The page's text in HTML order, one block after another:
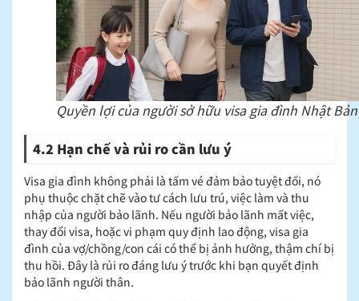
Quyền lợi của người sở hữu visa gia đình Nhật Bản
4.2 Hạn chế và rủi ro cần lưu ý
Visa gia đình không phải là tấm vé đảm bảo tuyệt đối, nó
phụ thuộc chặt chẽ vào tư cách lưu trú, việc làm và thu
nhập của người bảo lãnh. Nếu người bảo lãnh mất việc,
thay đổi visa, hoặc vi phạm quy định lao động, visa gia
đình của vợ/chồng/con cái có thể bị ảnh hưởng, thậm chí bị
thu hồi. Đây là rủi ro đáng lưu ý trước khi bạn quyết định
bảo lãnh người thân.